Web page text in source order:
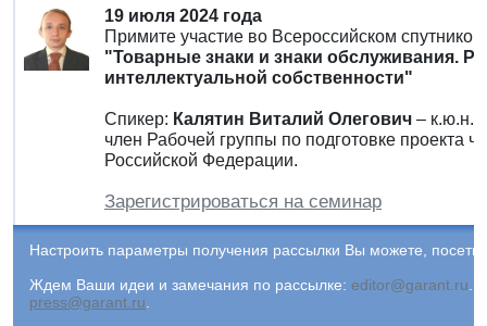
19 июля 2024 года
Примите участие во Всероссийском
"Товарные знаки и знаки обслуживания.
интеллектуальной собственности"
Спикер: Калятин Виталий Олегович – к.ю.н.,
член Рабочей группы по подготовке проекта
Российской Федерации.
Зарегистрироваться на семинар
Настроить параметры получения рассылки Вы можете,
Ждем Ваши идеи и замечания по рассылке: editor@garant.ru
press@garant.ru